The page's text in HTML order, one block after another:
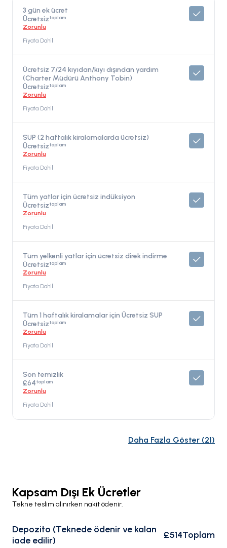
3 gün ek ücret
Ücretsiztoplam
Zorunlu
Fiyata Dahil
Ücretsiz 7/24 kıyıdan/kıyı dışından yardım
(Charter Müdürü Anthony Tobin)
Ücretsiztoplam
Zorunlu
Fiyata Dahil
SUP (2 haftalık kiralamalarda ücretsiz)
Ücretsiztoplam
Zorunlu
Fiyata Dahil
Tüm yatlar için ücretsiz indüksiyon
Ücretsiztoplam
Zorunlu
Fiyata Dahil
Tüm yelkenli yatlar için ücretsiz direk indirme
Ücretsiztoplam
Zorunlu
Fiyata Dahil
Tüm 1 haftalık kiralamalar için Ücretsiz SUP
Ücretsiztoplam
Zorunlu
Fiyata Dahil
Son temizlik
£64toplam
Zorunlu
Fiyata Dahil
Daha Fazla Göster (21)
Kapsam Dışı Ek Ücretler
Tekne teslim alınırken nakit ödenir.
Depozito (Teknede ödenir ve kalan
iade edilir)
£514Toplam